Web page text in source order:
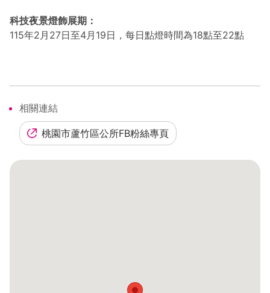
科技夜景燈飾展期：
115年2月27日至4月19日，每日點燈時間為18點至22點
相關連結
桃園市蘆竹區公所FB粉絲專頁